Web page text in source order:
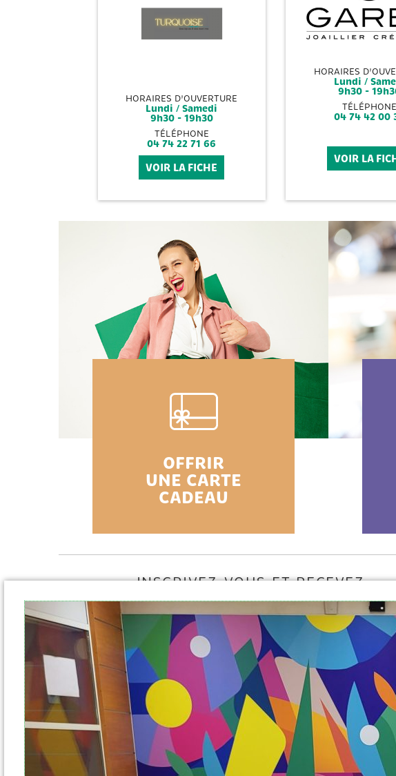
HORAIRES D'OUVERTURE
Lundi / Samedi
9h30 - 19h30
TÉLÉPHONE
04 74 22 71 66
VOIR LA FICHE
HORAIRES
Lundi /
9h30 -
TÉLÉPHONE
04 74 42 00
VOIR LA
OFFRIR
UNE CARTE
CADEAU
INSCRIVEZ-VOUS ET RECEVEZ
NOTRE